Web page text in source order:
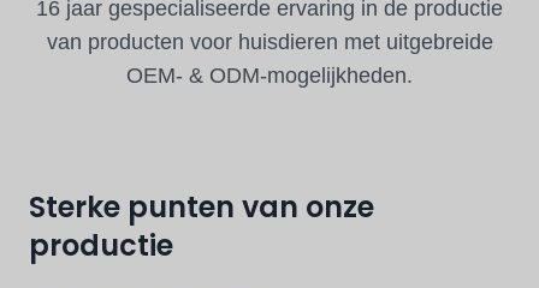
Productontwikkeling
Technische innovatie
16 jaar gespecialiseerde ervaring in de productie
van producten voor huisdieren met uitgebreide
OEM- & ODM-mogelijkheden.
Sterke punten van onze
productie